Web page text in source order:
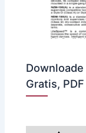
Gratis, PDF